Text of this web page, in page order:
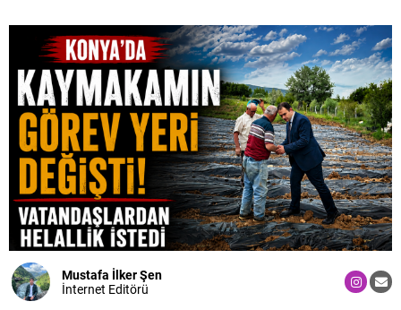
Mustafa İlker Şen
İnternet Editörü